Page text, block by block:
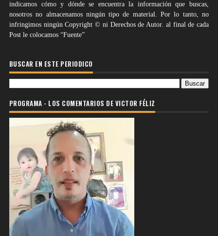
indicamos cómo y dónde se encuentra la información que buscas,
nosotros no almacenamos ningún tipo de material. Por lo tanto, no
infringimos ningún Copyright © ni Derechos de Autor. al final de cada
Post le colocamos “Fuente”
BUSCAR EN ESTE PERIODICO
PROGRAMA - LOS COMENTARIOS DE VICTOR FÉLIZ